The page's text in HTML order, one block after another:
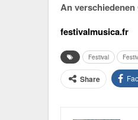
An
festivalmusica.fr
Festival
Share